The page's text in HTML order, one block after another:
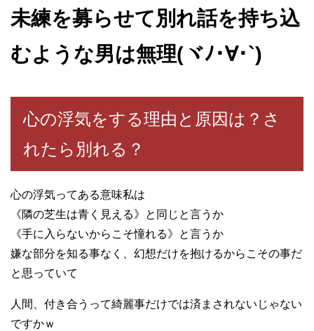
未練を募らせて別れ話を持ち込
むような男は無理(ヾﾉ･∀･`)
心の浮気をする理由と原因は？さ
れたら別れる？
心の浮気ってある意味私は
《隣の芝生は青く見える》と同じと言うか
《手に入らないからこそ憧れる》と言うか
嫌な部分を知る事なく、幻想だけを抱けるからこその事だ
と思っていて
人間、付き合うって綺麗事だけでは済まされないじゃない
ですかｗ